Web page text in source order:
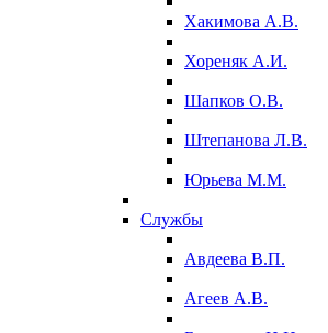
Хакимова А.В.
Хореняк А.И.
Шапков О.В.
Штепанова Л.В.
Юрьева М.М.
Службы
Авдеева В.П.
Агеев А.В.